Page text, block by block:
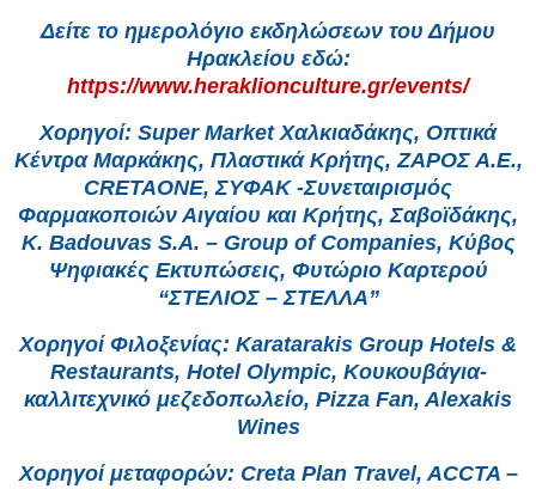
Δείτε το ημερολόγιο εκδηλώσεων του Δήμου
Ηρακλείου εδώ:
https://www.heraklionculture.gr/events/
Χορηγοί: Super Market Χαλκιαδάκης, Οπτικά
Κέντρα Μαρκάκης, Πλαστικά Κρήτης, ΖΑΡΟΣ Α.Ε.,
CRETAONE, ΣΥΦΑΚ -Συνεταιρισμός
Φαρμακοποιών Αιγαίου και Κρήτης, Σαβοϊδάκης,
K. Badouvas S.A. – Group of Companies, Κύβος
Ψηφιακές Εκτυπώσεις, Φυτώριο Καρτερού
“ΣΤΕΛΙΟΣ – ΣΤΕΛΛΑ”
Χορηγοί Φιλοξενίας: Karatarakis Group Hotels &
Restaurants, Hotel Olympic, Κουκουβάγια-
καλλιτεχνικό μεζεδοπωλείο, Pizza Fan, Alexakis
Wines
Χορηγοί μεταφορών: Creta Plan Travel, ACCTA –